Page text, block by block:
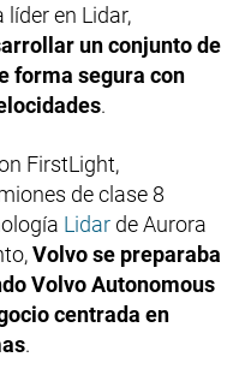
líder en Lidar,
un conjunto de
forma segura con
.
FirstLight,
de clase 8
Lidar de Aurora
Volvo se preparaba
Volvo Autonomous
centrada en
.